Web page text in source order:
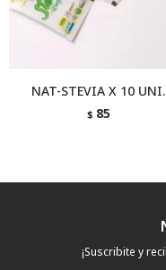
NAT-STEVIA X 10 UNI.
$ 85
¡Suscribite y